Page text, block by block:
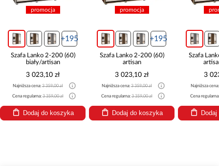
promocja
+195
Szafa Lanko 2-200 (60)
biały/artisan
3 023,10 zł
Najniższa cena:3 359,00 zł
Cena regularna:3 359,00 zł
Dodaj do koszyka
promocja
+195
Szafa Lanko 2-200 (60)
artisan
3 023,10 zł
Najniższa cena:3 359,00 zł
Cena regularna:3 359,00 zł
Dodaj do koszyka
Szafa
3
Najniższa
Cena